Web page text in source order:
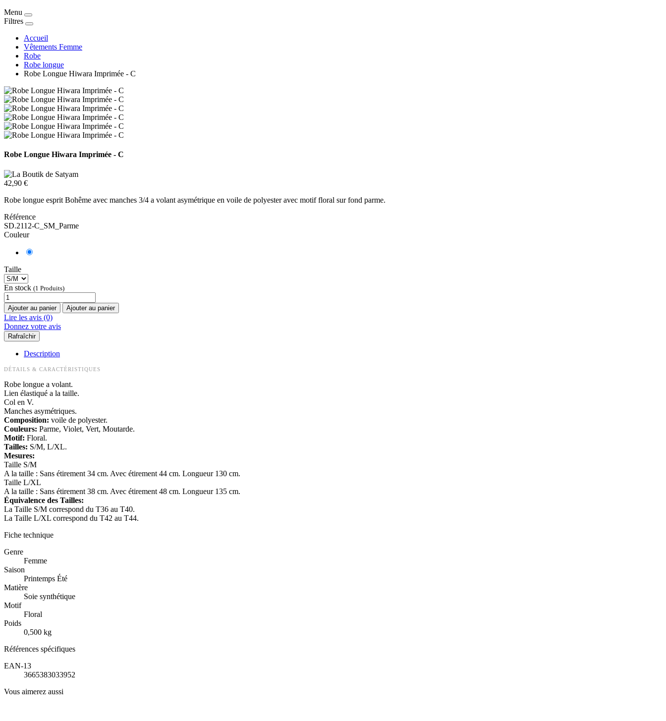
Menu
Filtres
Accueil
Vêtements Femme
Robe
Robe longue
Robe Longue Hiwara Imprimée - C
Robe Longue Hiwara Imprimée - C
42,90 €
Robe longue esprit Bohême avec manches 3/4 a volant asymétrique en voile de polyester avec motif floral sur fond parme.
Référence
SD.2112-C_SM_Parme
Couleur
Taille
En stock (1 Produits)
Ajouter au panier Ajouter au panier
Lire les avis (0)
Donnez votre avis
Description
DÉTAILS & CARACTÉRISTIQUES
Robe longue a volant.
Lien élastiqué a la taille.
Col en V.
Manches asymétriques.
Composition: voile de polyester.
Couleurs: Parme, Violet, Vert, Moutarde.
Motif: Floral.
Tailles: S/M, L/XL.
Mesures:
Taille S/M
A la taille : Sans étirement 34 cm. Avec étirement 44 cm. Longueur 130 cm.
Taille L/XL
A la taille : Sans étirement 38 cm. Avec étirement 48 cm. Longueur 135 cm.
Équivalence des Tailles:
La Taille S/M correspond du T36 au T40.
La Taille L/XL correspond du T42 au T44.
Fiche technique
Genre
Femme
Saison
Printemps Été
Matière
Soie synthétique
Motif
Floral
Poids
0,500 kg
Références spécifiques
EAN-13
3665383033952
Vous aimerez aussi